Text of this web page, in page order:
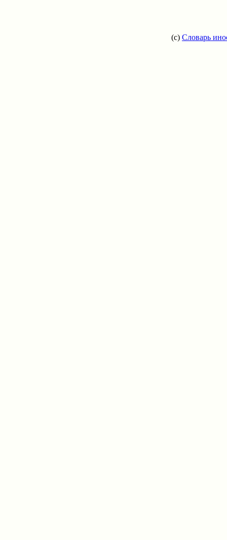
(c) Словарь